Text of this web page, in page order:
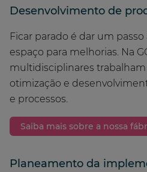
Desenvolvimento de
Ficar parado é dar um
espaço para melhorias. Na
multidisciplinares
otimização e
e processos.
Saiba mais sobre a nossa
Planeamento da